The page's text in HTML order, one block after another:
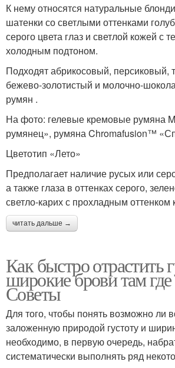
К нему относятся натуральные
шатенки со светлыми оттенками
серого цвета глаз и светлой кожей с
холодным подтоном.
Подходят абрикосовый, персиковый,
бежево-золотистый и молочно-
румян .
На фото: гелевые кремовые румяна
румянец», румяна Chromafusion™
Цветотип «Лето»
Предполагает наличие русых или
а также глаза в оттенках серого,
светло-карих с прохладным оттенком
читать дальше →
Как быстро отрастить
широкие брови там где
Советы
Для того, чтобы понять возможно ли
заложенную природой густоту и
необходимо, в первую очередь,
систематически выполнять ряд